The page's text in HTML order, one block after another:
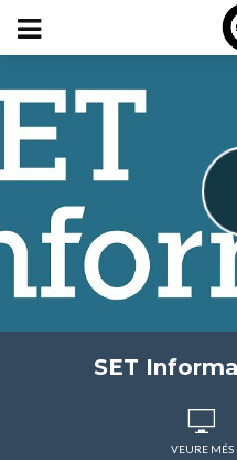
SET
VEURE MÉS